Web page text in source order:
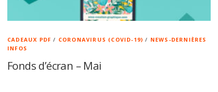
CADEAUX PDF / CORONAVIRUS (COVID-19) / NEWS-DERNIÈRES
INFOS
Fonds d’écran – Mai